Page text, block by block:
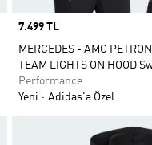
Price
7.499 TL
MERCEDES - AMG
TEAM LIGHTS ON HOOD
Performance
Yeni
Adidas'a Özel
Favori Listesine Ekle